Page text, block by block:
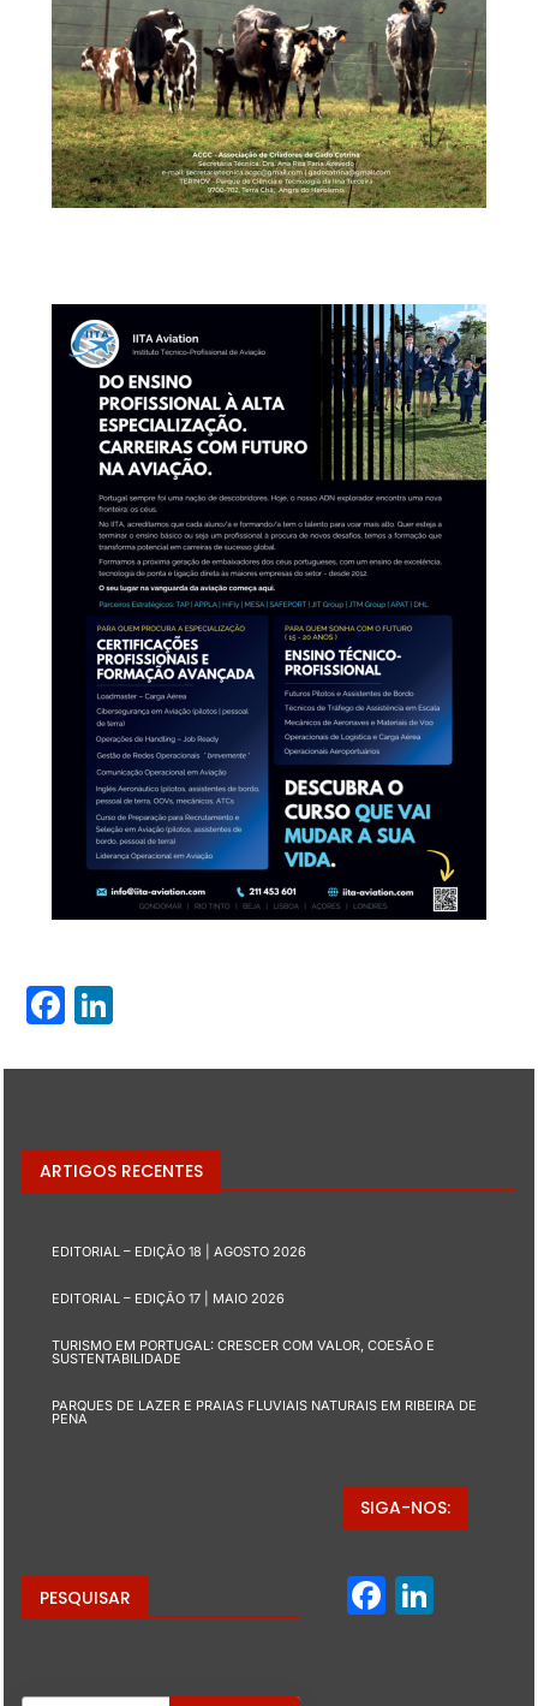
Facebook
ARTIGOS RECENTES
EDITORIAL – EDIÇÃO 18 | AGOSTO 2026
EDITORIAL – EDIÇÃO 17 | MAIO 2026
TURISMO EM PORTUGAL: CRESCER COM VALOR, COESÃO E
SUSTENTABILIDADE
PARQUES DE LAZER E PRAIAS FLUVIAIS NATURAIS EM RIBEIRA DE
PENA
PESQUISAR
SIGA-NOS: